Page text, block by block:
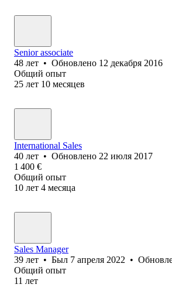
Senior associate
48 лет • Обновлено 12 декабря 2016
Общий опыт
25 лет 10 месяцев
International Sales
40 лет • Обновлено 22 июля 2017
1 400 €
Общий опыт
10 лет 4 месяца
Sales Manager
39 лет • Был 7 апреля 2022 •
Общий опыт
11 лет